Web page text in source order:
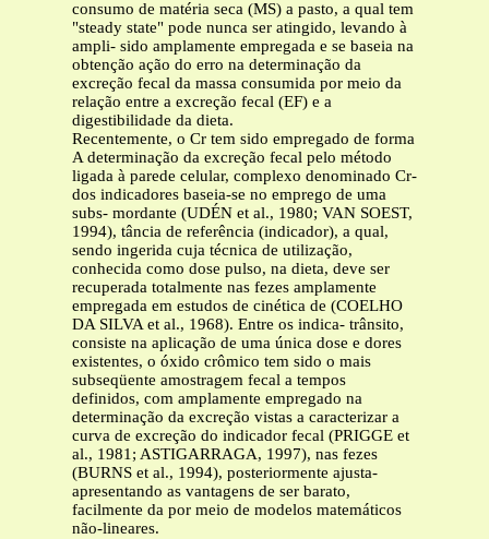
consumo de matéria seca (MS) a pasto, a qual tem
"steady state" pode nunca ser atingido, levando à
ampli- sido amplamente empregada e se baseia na
obtenção ação do erro na determinação da
excreção fecal da massa consumida por meio da
relação entre a excreção fecal (EF) e a
digestibilidade da dieta.
Recentemente, o Cr tem sido empregado de forma
A determinação da excreção fecal pelo método
ligada à parede celular, complexo denominado Cr-
dos indicadores baseia-se no emprego de uma
subs- mordante (UDÉN et al., 1980; VAN SOEST,
1994), tância de referência (indicador), a qual,
sendo ingerida cuja técnica de utilização,
conhecida como dose pulso, na dieta, deve ser
recuperada totalmente nas fezes amplamente
empregada em estudos de cinética de (COELHO
DA SILVA et al., 1968). Entre os indica- trânsito,
consiste na aplicação de uma única dose e dores
existentes, o óxido crômico tem sido o mais
subseqüente amostragem fecal a tempos
definidos, com amplamente empregado na
determinação da excreção vistas a caracterizar a
curva de excreção do indicador fecal (PRIGGE et
al., 1981; ASTIGARRAGA, 1997), nas fezes
(BURNS et al., 1994), posteriormente ajusta-
apresentando as vantagens de ser barato,
facilmente da por meio de modelos matemáticos
não-lineares.